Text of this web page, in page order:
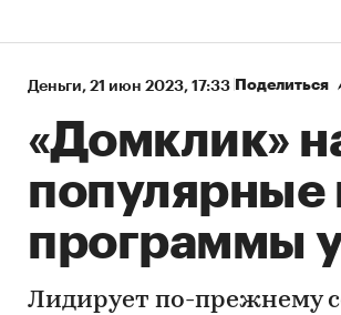
Деньги⁠, 21 июн 2023, 17:33 Поделиться
«Домклик»
популярные
программы
Лидирует по-прежнему